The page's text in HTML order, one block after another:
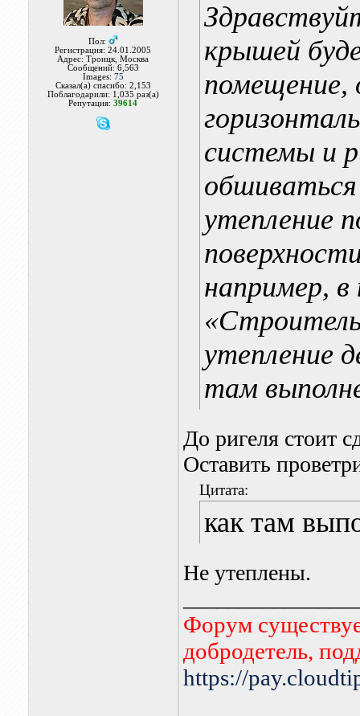
Пол:
Регистрация: 24.01.2005
Адрес: Троицк, Москва
Сообщений: 6,563
Images: 75
Сказал(а) спасибо: 2,153
Поблагодарили: 1,035 раз(а)
Репутация:39614
крышей
помещение,
системы и
утепление
например,
утепление
там
До ригеля стоит
Оставить
Цитата:
как там
Не утеплены.
Форум
добродетель,
https://